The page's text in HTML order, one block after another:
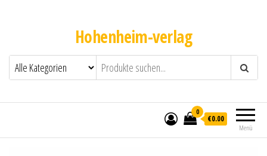
Hohenheim-verlag
Menü
0
€0.00